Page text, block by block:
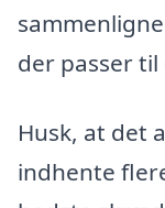
der passer
Husk, at det
indhente